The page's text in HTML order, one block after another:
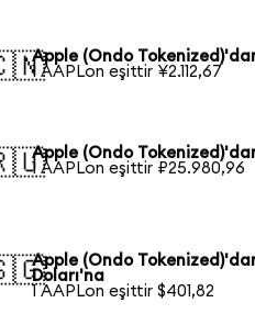
Apple (Ondo
1 AAPLon eşittir ¥2.112,67
Apple (Ondo
1 AAPLon eşittir ₽25.980,96
Apple (Ondo
Doları'na
1 AAPLon eşittir $401,82